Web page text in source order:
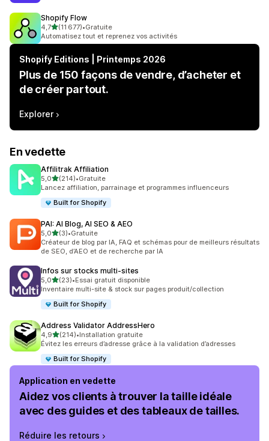
Shopify Flow
4,7étoile(s) sur 5
(11 677)
11677 avis au total
•Gratuite
Automatisez tout et reprenez vos activités
Shopify Editions | Printemps 2026
Plus de 150 façons de vendre, d’acheter et
de créer partout.
Explorer
En vedette
Affilitrak Affiliation
5,0étoile(s) sur 5
(214)
214 avis au total
•Gratuite
Lancez affiliation, parrainage et programmes influenceurs
Built for Shopify
PAI: AI Blog, AI SEO & AEO
5,0étoile(s) sur 5
(3)
3 avis au total
•Gratuite
Créateur de blog par IA, FAQ et schémas pour de meilleurs résultats
de SEO, d’AEO et de recherche par IA
Infos sur stocks multi‑sites
5,0étoile(s) sur 5
(23)
23 avis au total
•Essai gratuit disponible
Inventaire multi-site & stock sur pages produit/collection
Built for Shopify
Address Validator AddressHero
4,9étoile(s) sur 5
(214)
214 avis au total
•Installation gratuite
Évitez les erreurs d’adresse grâce à la validation d’adresses
Built for Shopify
Application en vedette
Aidez vos clients à trouver la taille idéale
avec des guides et des tableaux de tailles.
Réduire les retours